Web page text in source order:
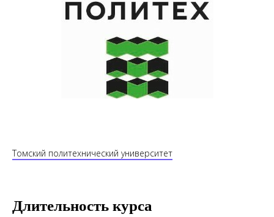
Томский политехнический университет
Длительность курса